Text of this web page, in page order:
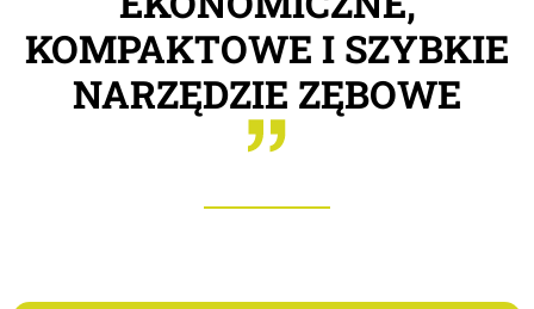
KOMPAKTOWE I SZYBKIE
NARZĘDZIE ZĘBOWE